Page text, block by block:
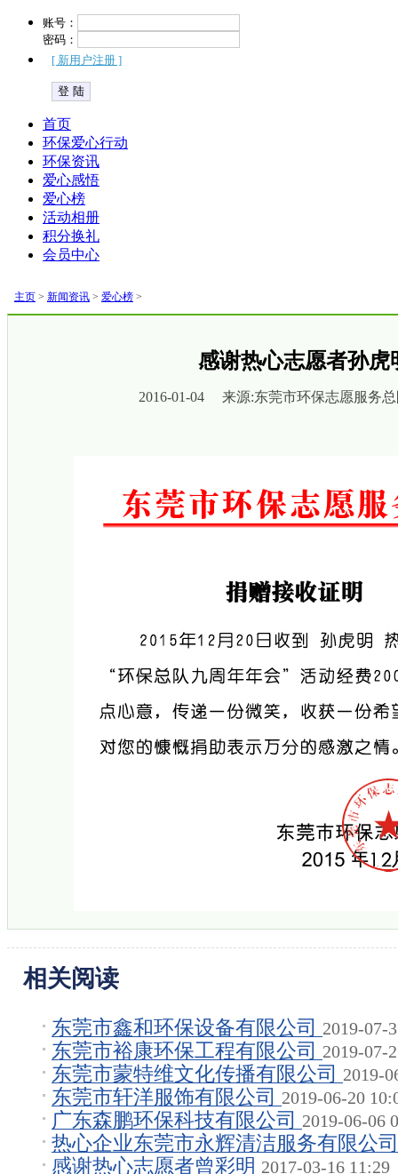
账号：
密码：
[ 新用户注册 ]
首页
环保爱心行动
环保资讯
爱心感悟
爱心榜
活动相册
积分换礼
会员中心
主页 > 新闻资讯 > 爱心榜 >
感谢热心志愿者孙虎
2016-01-04 来源:东莞市环保志愿服务
相关阅读
东莞市鑫和环保设备有限公司 2019-07-
东莞市裕康环保工程有限公司 2019-07-
东莞市蒙特维文化传播有限公司 2019-
东莞市轩洋服饰有限公司 2019-06-20
广东森鹏环保科技有限公司 2019-06-06
热心企业东莞市永辉清洁服务有限公
感谢热心志愿者曾彩明 2017-03-16 11:29